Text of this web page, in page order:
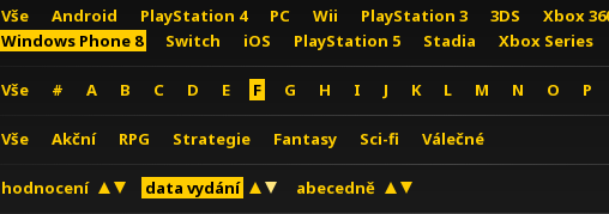
Vše Android PlayStation 4 PC Wii PlayStation 3 3DS Xbox
Windows Phone 8
Switch iOS PlayStation 5 Stadia Xbox Series
Vše # A B C D E F G H I J K L M N O P
Vše Akční RPG Strategie Fantasy Sci-fi Válečné
hodnocení data vydání abecedně